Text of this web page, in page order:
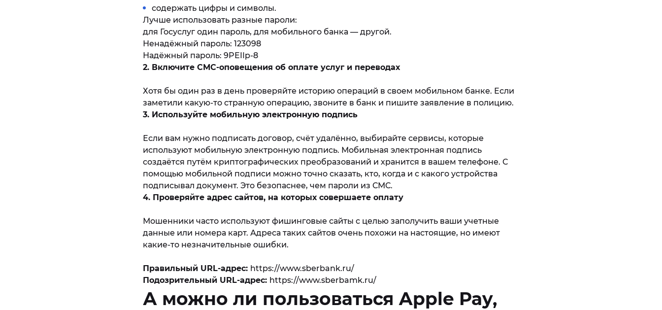
содержать цифры и символы.
Лучше использовать разные пароли:
для Госуслуг один пароль, для мобильного банка — другой.
Ненадёжный пароль: 123098
Надёжный пароль: 9PEIIp-8
2. Включите СМС-оповещения об оплате услуг и переводах
Хотя бы один раз в день проверяйте историю операций в своем мобильном банке. Если
заметили какую-то странную операцию, звоните в банк и пишите заявление в полицию.
3. Используйте мобильную электронную подпись
Если вам нужно подписать договор, счёт удалённо, выбирайте сервисы, которые
используют мобильную электронную подпись. Мобильная электронная подпись
создаётся путём криптографических преобразований и хранится в вашем телефоне. С
помощью мобильной подписи можно точно сказать, кто, когда и с какого устройства
подписывал документ. Это безопаснее, чем пароли из СМС.
4. Проверяйте адрес сайтов, на которых совершаете оплату
Мошенники часто используют фишинговые сайты с целью заполучить ваши учетные
данные или номера карт. Адреса таких сайтов очень похожи на настоящие, но имеют
какие-то незначительные ошибки.
Правильный URL-адрес: https://www.sberbank.ru/
Подозрительный URL-адрес: https://www.sberbamk.ru/
А можно ли пользоваться Apple Pay,